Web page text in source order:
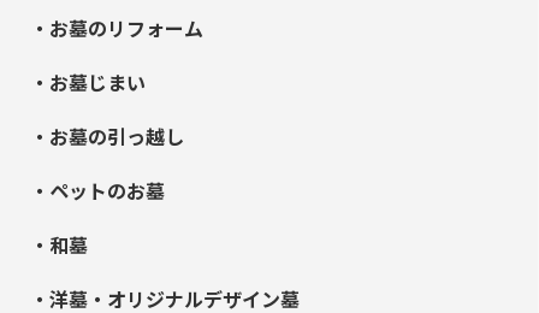
・お墓のリフォーム
・お墓じまい
・お墓の引っ越し
・ペットのお墓
・和墓
・洋墓・オリジナルデザイン墓